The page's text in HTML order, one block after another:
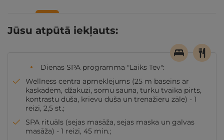
Jūsu atpūtā iekļauts:
Dienas SPA programma "Laiks Tev":
Wellness centra apmeklējums (25 m baseins ar
kaskādēm, džakuzi, somu sauna, turku tvaika pirts,
kontrastu duša, krievu duša un trenažieru zāle) - 1
reizi, 2,5 st.;
SPA rituāls (sejas masāža, sejas maska un galvas
masāža) - 1 reizi, 45 min.;